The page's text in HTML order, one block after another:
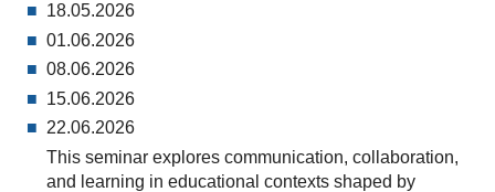
18.05.2026
01.06.2026
08.06.2026
15.06.2026
22.06.2026
This seminar explores communication, collaboration,
and learning in educational contexts shaped by